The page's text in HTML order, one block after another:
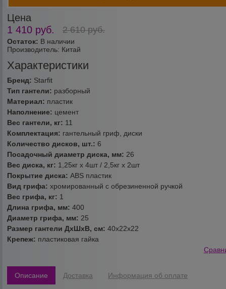
Остаток: В наличии
Производитель: Китай
Характеристики
Бренд: Starfit
Тип гантели: разборный
Материал: пластик
Наполнение: цемент
Вес гантели, кг: 11
Комплектация: гантельный гриф, диски
Количество дисков, шт.:6
Посадочный диаметр диска, мм: 26
Вес диска, кг: 1,25кг х 4шт / 2,5кг х 2шт
Покрытие диска:ABS пластик
Вид грифа:хромированный с обрезиненной ручкой
Вес грифа, кг: 1
Длина грифа, мм:400
Диаметр грифа, мм: 25
Размер гантели ДхШхВ, см:40х22х22
Крепеж: пластиковая гайка
Цена
2 610 руб.
1 410 руб.
Описание Доставка Информация об оплате